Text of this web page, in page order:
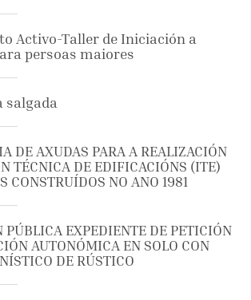
Activo-Taller de Iniciación a
persoas maiores
salgada
DE AXUDAS PARA A REALIZACIÓN
TÉCNICA DE EDIFICACIÓNS (ITE)
CONSTRUÍDOS NO ANO 1981
PÚBLICA EXPEDIENTE DE PETICIÓN
AUTONÓMICA EN SOLO CON
DE RÚSTICO